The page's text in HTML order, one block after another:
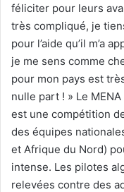
féliciter pour leurs
très compliqué, je
pour l’aide qu’il m’a
je me sens comme
pour mon pays est
nulle part ! » Le
est une compétition
des équipes
et Afrique du Nord)
intense. Les pilotes
relevées contre des